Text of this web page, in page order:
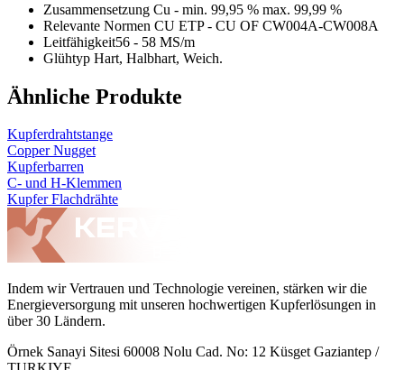
Zusammensetzung Cu - min. 99,95 % max. 99,99 %
Relevante Normen CU ETP - CU OF CW004A-CW008A
Leitfähigkeit56 - 58 MS/m
Glühtyp Hart, Halbhart, Weich.
Ähnliche Produkte
Kupferdrahtstange
Copper Nugget
Kupferbarren
C- und H-Klemmen
Kupfer Flachdrähte
Indem wir Vertrauen und Technologie vereinen, stärken wir die
Energieversorgung mit unseren hochwertigen Kupferlösungen in
über 30 Ländern.
Örnek Sanayi Sitesi 60008 Nolu Cad. No: 12 Küsget Gaziantep /